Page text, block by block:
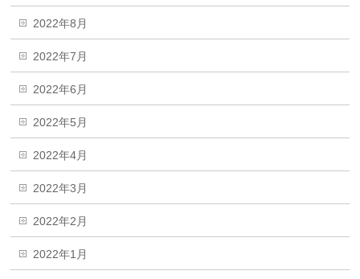
2022年8月
2022年7月
2022年6月
2022年5月
2022年4月
2022年3月
2022年2月
2022年1月